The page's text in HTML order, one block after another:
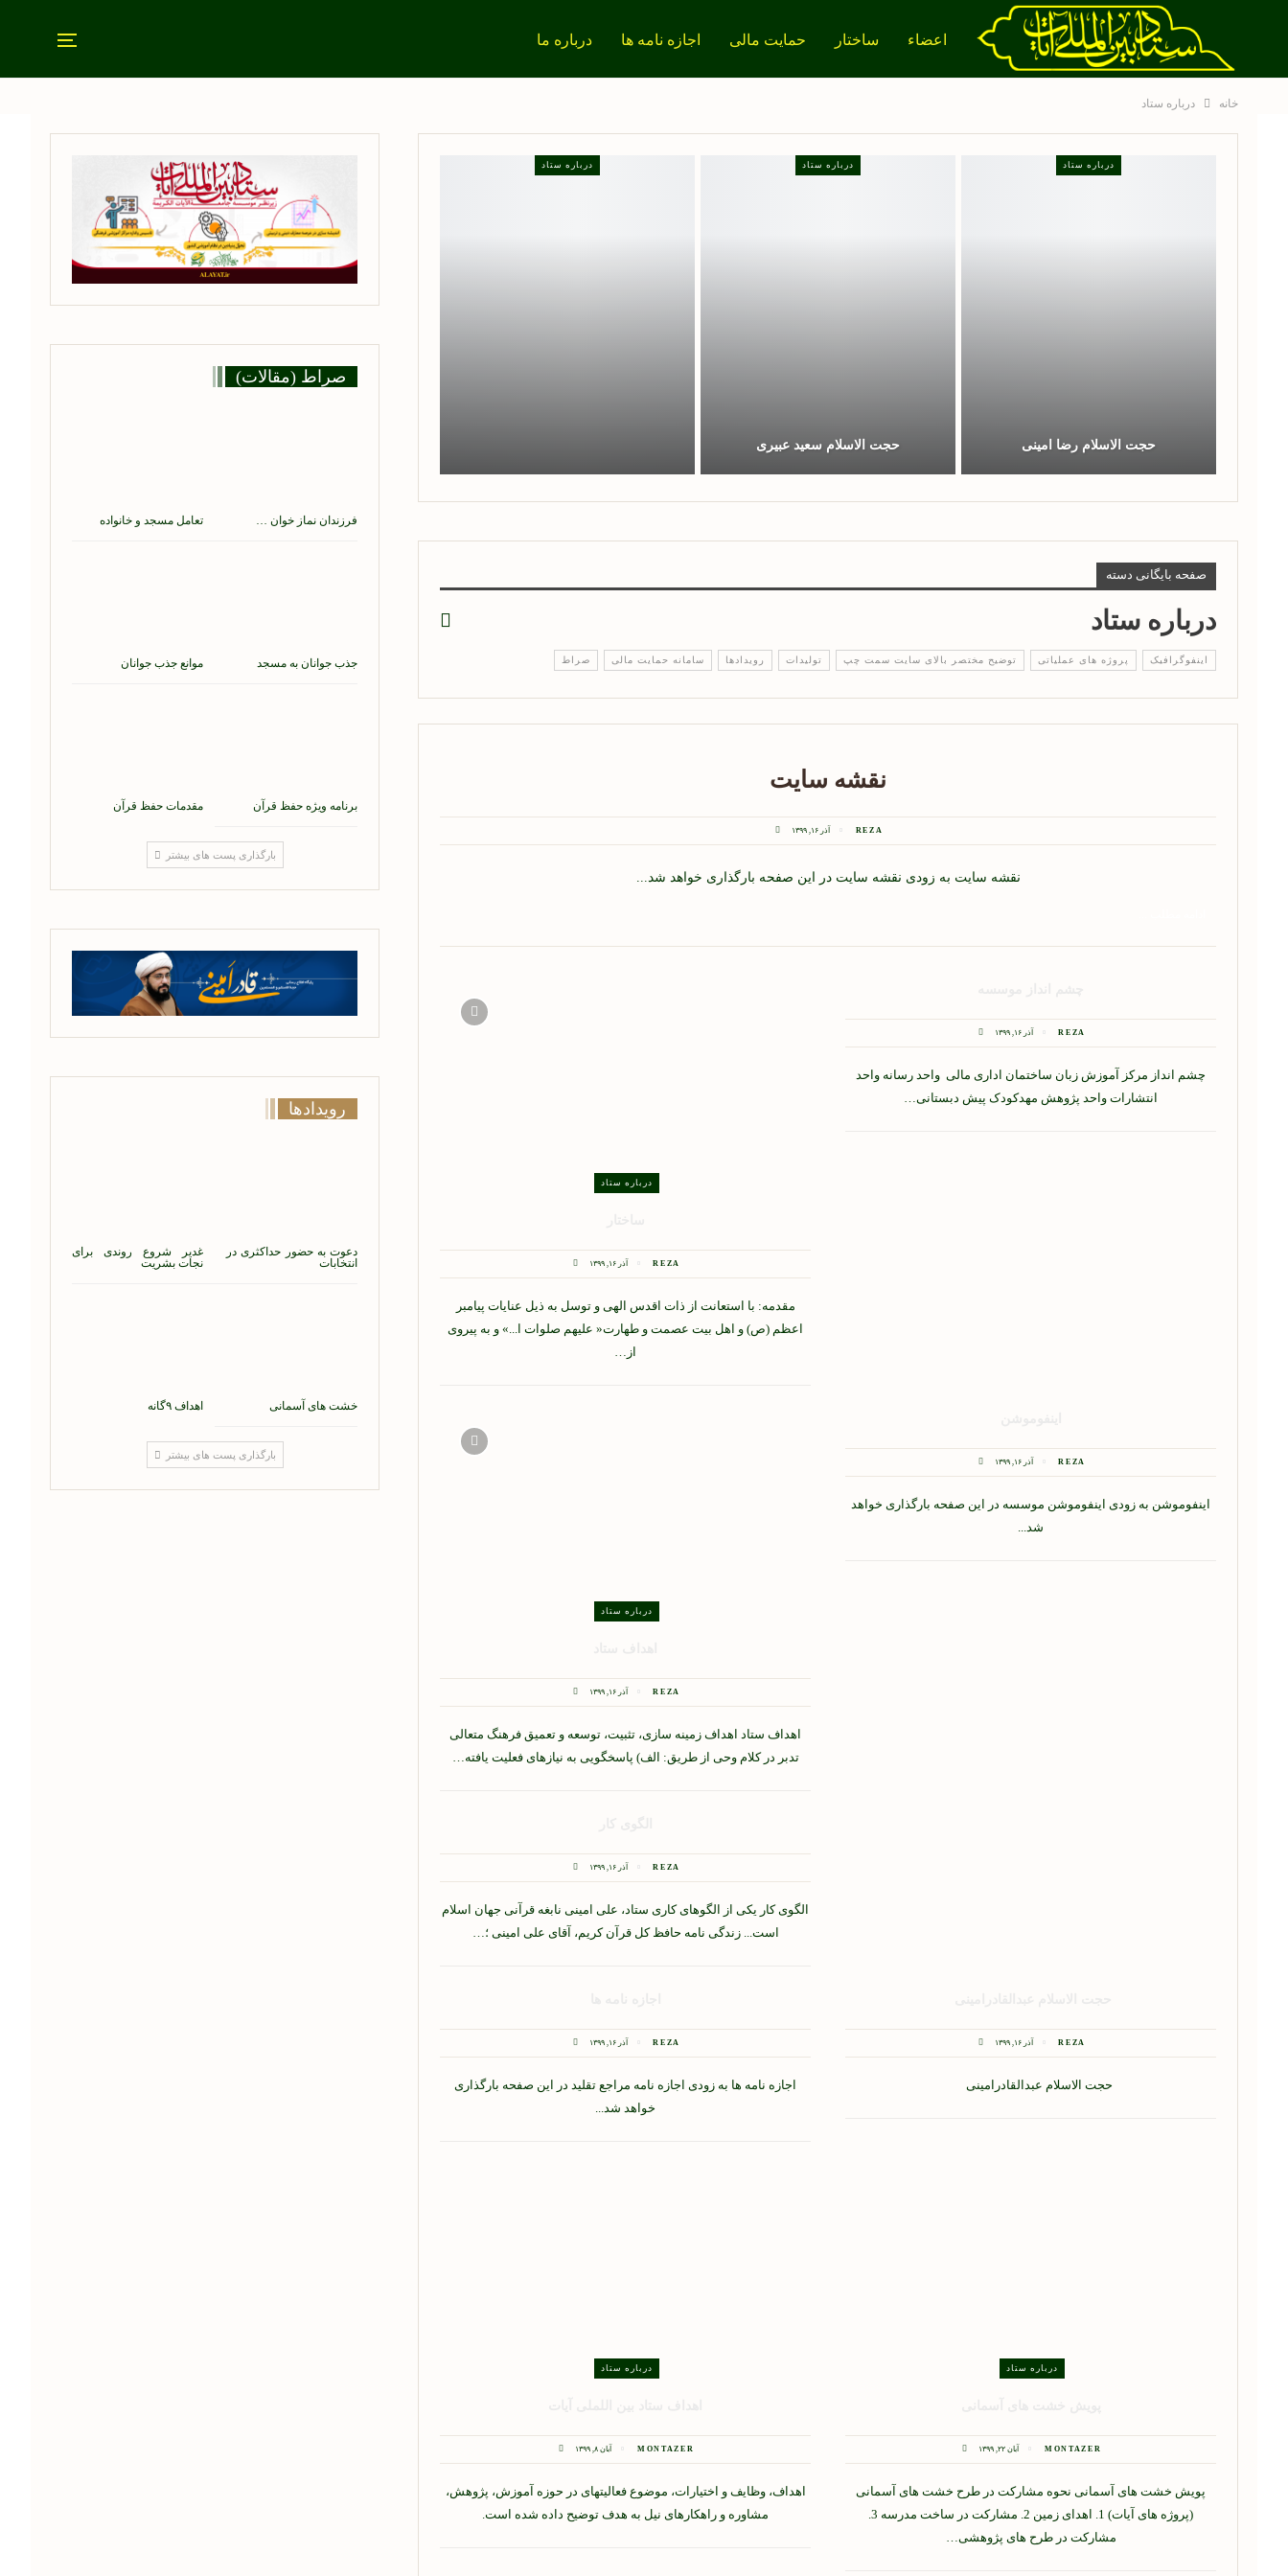
اعضاء ساختار حمایت مالی اجازه نامه ها درباره ما
خانه درباره ستاد
درباره ستاد
حجت الاسلام رضا امینی
درباره ستاد
حجت الاسلام سعید عبیری
درباره ستاد
صفحه بایگانی دسته
درباره ستاد
اینفوگرافیک پروژه های عملیاتی توضیح مختصر بالای سایت سمت چپ تولیدات رویدادها سامانه حمایت مالی صراط
نقشه سایت
REZA آذر ۱۶, ۱۳۹۹
نقشه سایت به زودی نقشه سایت در این صفحه بارگذاری خواهد شد...
REZA آذر ۱۶, ۱۳۹۹
چشم انداز مرکز آموزش زبان ساختمان اداری مالی واحد رسانه واحد
انتشارات واحد پژوهش مهدکودک پیش دبستانی…
درباره ستاد
REZA آذر ۱۶, ۱۳۹۹
مقدمه: با استعانت از ذات اقدس الهی و توسل به ذیل عنایات پیامبر
اعظم (ص) و اهل بیت عصمت و طهارت« علیهم صلوات ا...» و به پیروی
از…
REZA آذر ۱۶, ۱۳۹۹
اینفوموشن به زودی اینفوموشن موسسه در این صفحه بارگذاری خواهد
شد...
درباره ستاد
REZA آذر ۱۶, ۱۳۹۹
اهداف ستاد اهداف زمینه سازی، تثبیت، توسعه و تعمیق فرهنگ متعالی
تدبر در کلام وحی از طریق: الف) پاسخگویی به نیازهای فعلیت یافته…
REZA آذر ۱۶, ۱۳۹۹
الگوی کار یکی از الگوهای کاری ستاد، علی امینی نابغه قرآنی جهان اسلام
است... زندگی نامه حافظ کل قرآن کریم، آقای علی امینی ؛…
REZA آذر ۱۶, ۱۳۹۹
حجت الاسلام عبدالقادرامینی
REZA آذر ۱۶, ۱۳۹۹
اجازه نامه ها به زودی اجازه نامه مراجع تقلید در این صفحه بارگذاری
خواهد شد...
درباره ستاد
MONTAZER آبان ۲۲, ۱۳۹۹
پویش خشت های آسمانی نحوه مشارکت در طرح خشت های آسمانی
مشارکت در طرح های پژوهشی…
درباره ستاد
MONTAZER آبان ۸, ۱۳۹۹
اهداف، وظایف و اختیارات، موضوع فعالیتهای در حوزه آموزش، پژوهش،
مشاوره و راهکارهای نیل به هدف توضیح داده شده است.
صراط (مقالات)
فرزندان نماز خوان … تعامل مسجد و خانواده
جذب جوانان به مسجد موانع جذب جوانان
برنامه ویژه حفظ قرآن مقدمات حفظ قرآن
بارگذاری پست های بیشتر
رویدادها
دعوت به حضور حداکثری در
انتخابات
غدیر شروع روندی برای
نجات بشریت
خشت های آسمانی اهداف ۹گانه
بارگذاری پست های بیشتر